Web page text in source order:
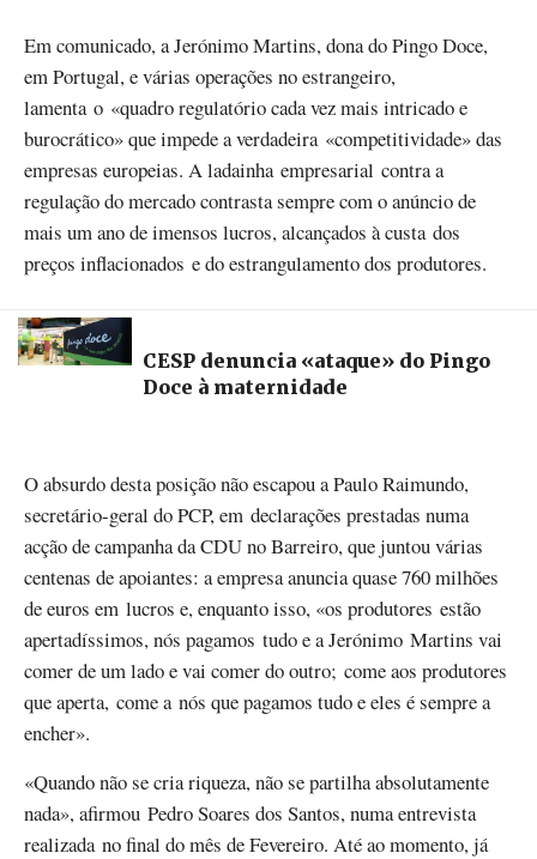
Em comunicado, a Jerónimo Martins, dona do Pingo Doce,
em Portugal, e várias operações no estrangeiro,
lamenta o «quadro regulatório cada vez mais intricado e
burocrático» que impede a verdadeira «competitividade» das
empresas europeias. A ladainha empresarial contra a
regulação do mercado contrasta sempre com o anúncio de
mais um ano de imensos lucros, alcançados à custa dos
preços inflacionados e do estrangulamento dos produtores.
CESP denuncia «ataque» do Pingo
Doce à maternidade
O absurdo desta posição não escapou a Paulo Raimundo,
secretário-geral do PCP, em declarações prestadas numa
acção de campanha da CDU no Barreiro, que juntou várias
centenas de apoiantes: a empresa anuncia quase 760 milhões
de euros em lucros e, enquanto isso, «os produtores estão
apertadíssimos, nós pagamos tudo e a Jerónimo Martins vai
comer de um lado e vai comer do outro; come aos produtores
que aperta, come a nós que pagamos tudo e eles é sempre a
encher».
«Quando não se cria riqueza, não se partilha absolutamente
nada», afirmou Pedro Soares dos Santos, numa entrevista
realizada no final do mês de Fevereiro. Até ao momento, já